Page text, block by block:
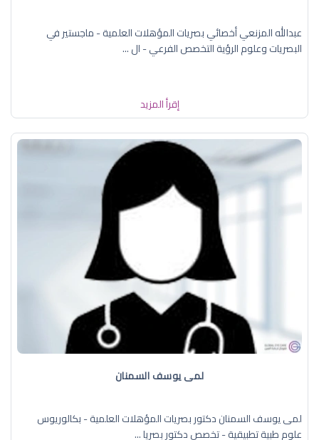
عبدالله المزنعي أخصائي بصريات المؤهلات العلمية - ماجستير في
البصريات وعلوم الرؤية التخصص الفرعي - ال ...
إقرأ المزيد
لمى يوسف السمنان
لمى يوسف السمنان دكتور بصريات المؤهلات العلمية - بكالوريوس
علوم طبية تطبيقية - تخصص دكتور بصريا ...